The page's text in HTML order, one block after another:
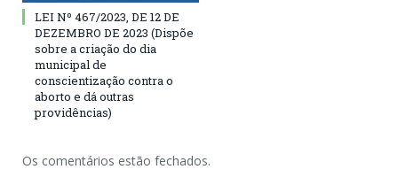
LEI Nº 467/2023, DE 12 DE
DEZEMBRO DE 2023 (Dispõe
sobre a criação do dia
municipal de
conscientização contra o
aborto e dá outras
providências)
Os comentários estão fechados.